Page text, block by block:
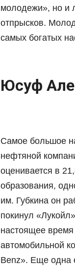
молодежи», но и
отпрысков.
самых богатых
Юсуф
Самое большое
нефтяной
оценивается в
образования,
им. Губкина он
покинул
настоящее
автомобильной
Benz». Еще одна